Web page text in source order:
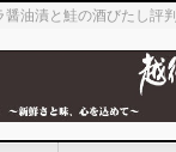
油漬と鮭の酒びたし評判